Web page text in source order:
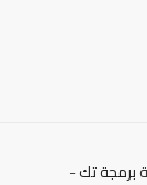
برمجة تك-